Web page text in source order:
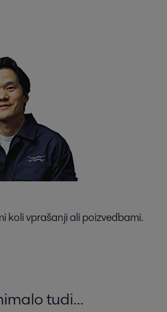
koli vprašanji ali poizvedbami.
tudi...